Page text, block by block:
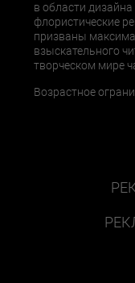
в области
флористические
призваны
взыскательного
творческом мире
Возрастное